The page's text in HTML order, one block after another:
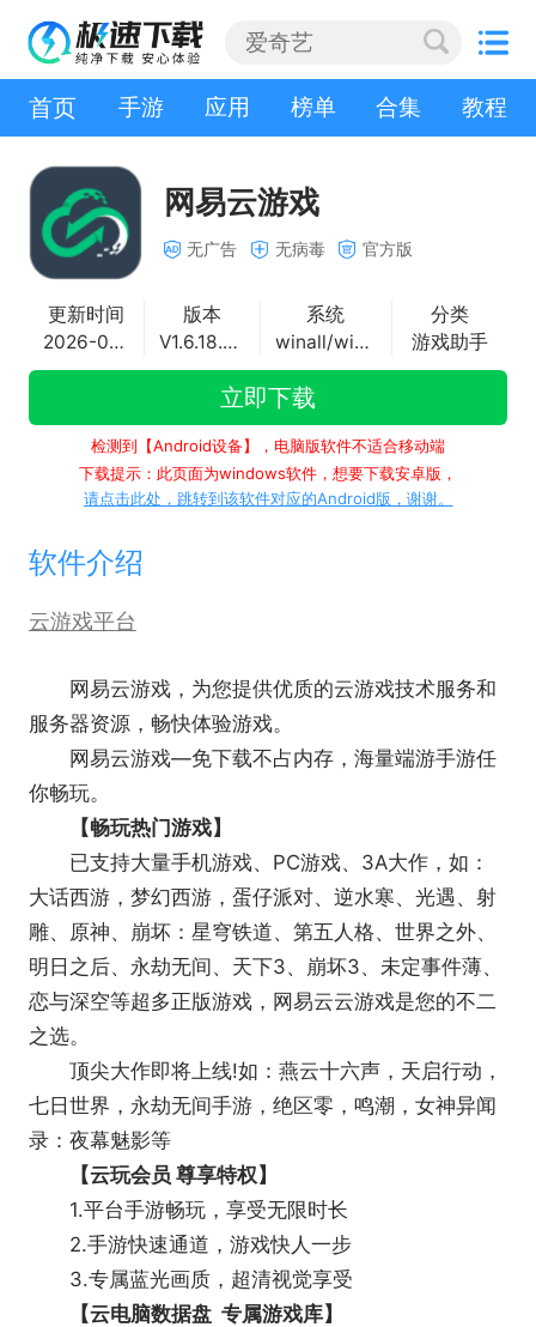
首页 手游 应用 榜单 合集 教程
网易云游戏
无广告 无病毒 官方版
更新时间
2026-03-24
版本
V1.6.18.0735
系统
winall/win7/win10/win11
分类
游戏助手
立即下载
检测到【Android设备】，电脑版软件不适合移动端
下载提示：此页面为windows软件，想要下载安卓版，
请点击此处，跳转到该软件对应的Android版，谢谢。
软件介绍
云游戏平台
网易云游戏，为您提供优质的云游戏技术服务和
服务器资源，畅快体验游戏。
网易云游戏—免下载不占内存，海量端游手游任
你畅玩。
【畅玩热门游戏】
已支持大量手机游戏、PC游戏、3A大作，如：
大话西游，梦幻西游，蛋仔派对、逆水寒、光遇、射
雕、原神、崩坏：星穹铁道、第五人格、世界之外、
明日之后、永劫无间、天下3、崩坏3、未定事件薄、
恋与深空等超多正版游戏，网易云云游戏是您的不二
之选。
顶尖大作即将上线!如：燕云十六声，天启行动，
七日世界，永劫无间手游，绝区零，鸣潮，女神异闻
录：夜幕魅影等
【云玩会员 尊享特权】
1.平台手游畅玩，享受无限时长
2.手游快速通道，游戏快人一步
3.专属蓝光画质，超清视觉享受
【云电脑数据盘 专属游戏库】